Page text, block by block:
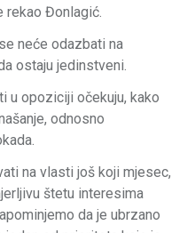
rekao Đonlagić.
neće odazbati na
ostaju jedinstveni.
u opoziciji očekuju, kako
odnosno
na vlasti još koji mjesec,
štetu interesima
da je ubrzano